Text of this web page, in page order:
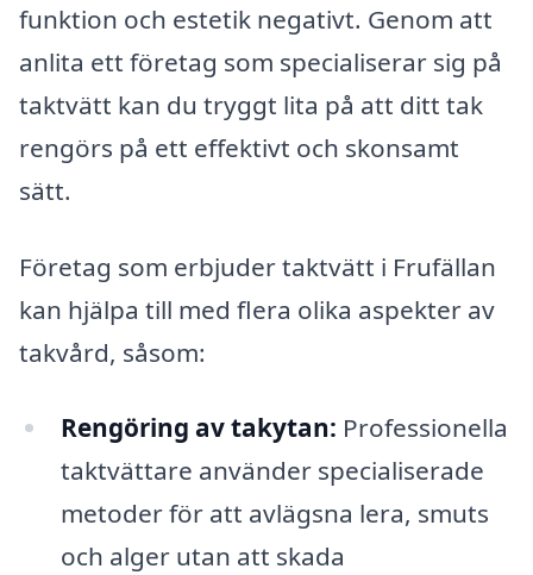
funktion och estetik negativt. Genom att
anlita ett företag som specialiserar sig på
taktvätt kan du tryggt lita på att ditt tak
rengörs på ett effektivt och skonsamt
sätt.
Företag som erbjuder taktvätt i Frufällan
kan hjälpa till med flera olika aspekter av
takvård, såsom:
Rengöring av takytan: Professionella
taktvättare använder specialiserade
metoder för att avlägsna lera, smuts
och alger utan att skada